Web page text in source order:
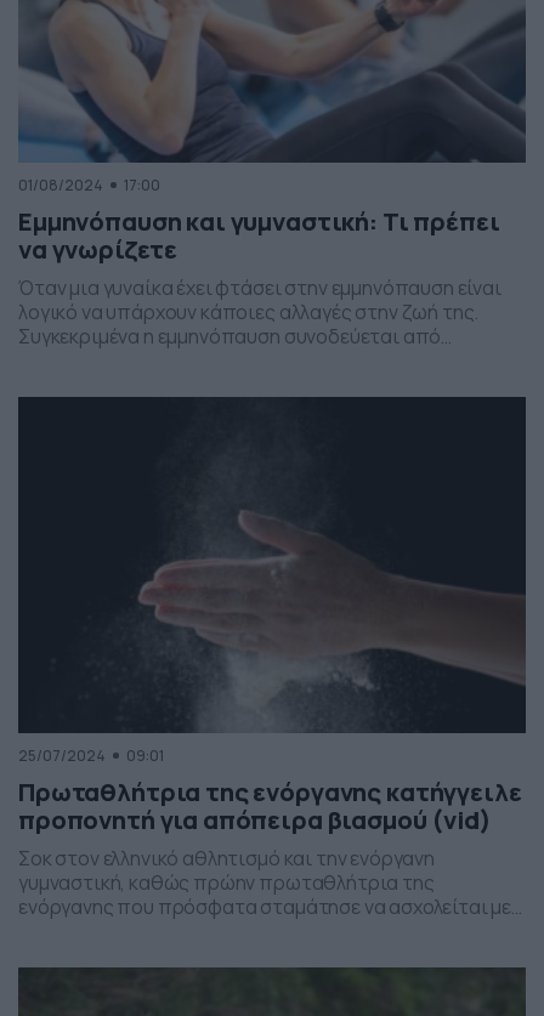
01/08/2024 17:00
Εμμηνόπαυση και γυμναστική: Τι πρέπει
να γνωρίζετε
Όταν μια γυναίκα έχει φτάσει στην εμμηνόπαυση είναι
λογικό να υπάρχουν κάποιες αλλαγές στην ζωή της.
Συγκεκριμένα η εμμηνόπαυση συνοδεύεται από
25/07/2024 09:01
Πρωταθλήτρια της ενόργανης κατήγγειλε
προπονητή για απόπειρα βιασμού (vid)
Σοκ στον ελληνικό αθλητισμό και την ενόργανη
γυμναστική, καθώς πρώην πρωταθλήτρια της
ενόργανης που πρόσφατα σταμάτησε να ασχολείται με